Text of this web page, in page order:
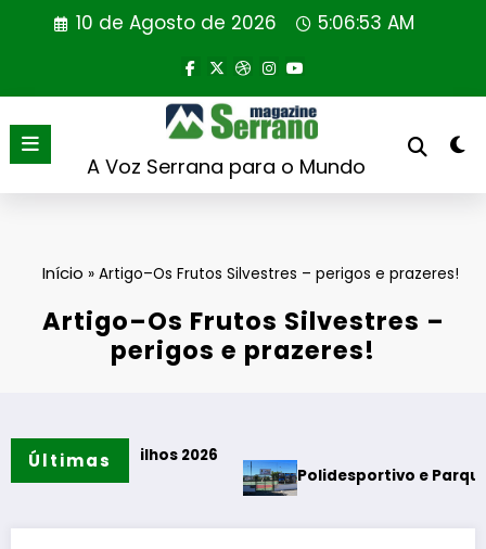
10 de Agosto de 2026 5:06:54 AM
A Voz Serrana para o Mundo
Início » Artigo–Os Frutos Silvestres – perigos e prazeres!
Artigo–Os Frutos Silvestres –
perigos e prazeres!
Últimas
Filhos 2026
Polidesportivo e Parque de